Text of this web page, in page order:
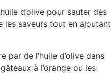
d’olive pour sauter des
les saveurs tout en ajoutant
par de l’huile d’olive dans
à l’orange ou les